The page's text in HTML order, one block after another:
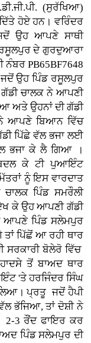
(ਸੁਰੱਖਿਆ)
ਹੋਏ ਹਨ। ਵਰਿੰਦਰ
ਉਹ ਆਪਣੇ ਸਾਥੀ
ਰਸੂਲਪੁਰ ਦੇ ਗੁਰਦੁਆਰਾ
ਨੰਬਰ PB65BF7648
ਜਦੋਂ ਉਹ ਪਿੰਡ ਰਸੂਲਪੁਰ
ਗੱਡੀ ਚਾਲਕ ਨੇ ਆਪਣੀ
ਅਤੇ ਉਹਨਾਂ ਦੀ ਗੱਡੀ
ਆਪਣੇ ਬਿਆਨ ਵਿੱਚ
ਪਿੱਛੇ ਵੱਲ ਭਜਾ ਲਈ
ਭਜਾ ਕੇ ਲੈ ਗਿਆ ।
ਕੇ ਟੀ ਪੁਆਇੰਟ
ਨੂੰ ਇਸ ਵਾਰਦਾਤ
ਪਿੰਡ ਸਮਰੌਲੀ
ਕੇ ਉਹ ਆਪਣੀ ਗੱਡੀ
ਆਪਣੇ ਪਿੰਡ ਸਲੇਮਪੁਰ
ਪਿੱਛੋਂ ਆ ਰਹੀ ਥਾਰ
ਸਰਕਾਰੀ ਬੋਲੇਰੋ ਵਿੱਚ
ਤੋਂ ਬਾਅਦ ਥਾਰ
'ਤੇ ਹਰਜਿੰਦਰ ਸਿੰਘ
ਪ੍ਰਤੂ ਜਦੋਂ ਹੈਪੀ
ਭੱਜਿਆ, ਤਾਂ ਦੋਸ਼ੀ ਨੇ
2-3 ਰੌਂਦ ਫਾਇਰ ਕਰ
ਪਿੰਡ ਸਲੇਮਪੁਰ ਦੀ